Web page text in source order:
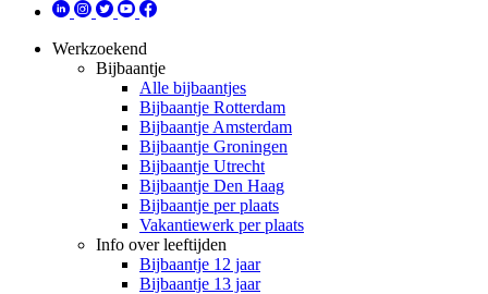
Werkzoekend
Bijbaantje
Alle bijbaantjes
Bijbaantje Rotterdam
Bijbaantje Amsterdam
Bijbaantje Groningen
Bijbaantje Utrecht
Bijbaantje Den Haag
Bijbaantje per plaats
Vakantiewerk per plaats
Info over leeftijden
Bijbaantje 12 jaar
Bijbaantje 13 jaar